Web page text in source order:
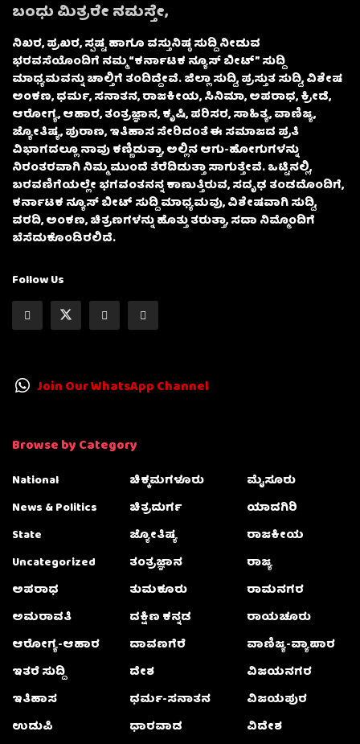
ಬಂಧು ಮಿತ್ರರೇ ನಮಸ್ತೇ,
ನಿಖರ, ಪ್ರಖರ, ಸ್ಪಷ್ಟ ಹಾಗೂ ವಸ್ತುನಿಷ್ಠ ಸುದ್ದಿ ನೀಡುವ
ಭರವಸೆಯೊಂದಿಗೆ ನಮ್ಮ “ಕರ್ನಾಟಕ ನ್ಯೂಸ್ ಬೀಟ್” ಸುದ್ದಿ
ಮಾಧ್ಯಮವನ್ನು ಚಾಲ್ತಿಗೆ ತಂದಿದ್ದೇವೆ. ಜಿಲ್ಲಾ ಸುದ್ದಿ, ಪ್ರಸ್ತುತ ಸುದ್ದಿ, ವಿಶೇಷ
ಅಂಕಣ, ಧರ್ಮ, ಸನಾತನ, ರಾಜಕೀಯ, ಸಿನಿಮಾ, ಅಪರಾಧ, ಕ್ರೀಡೆ,
ಆರೋಗ್ಯ, ಆಹಾರ, ತಂತ್ರಜ್ಞಾನ, ಕೃಷಿ, ಪರಿಸರ, ಸಾಹಿತ್ಯ, ವಾಣಿಜ್ಯ,
ಜ್ಯೋತಿಷ್ಯ, ಪುರಾಣ, ಇತಿಹಾಸ ಸೇರಿದಂತೆ ಈ ಸಮಾಜದ ಪ್ರತಿ
ವಿಭಾಗದಲ್ಲೂ ನಾವು ಕಣ್ಣಿಡುತ್ತಾ, ಅಲ್ಲಿನ ಆಗು-ಹೋಗುಗಳನ್ನು
ನಿರಂತರವಾಗಿ ನಿಮ್ಮ ಮುಂದೆ ತೆರೆದಿಡುತ್ತಾ ಸಾಗುತ್ತೇವೆ. ಒಟ್ಟಿನಲ್ಲಿ,
ಬರವಣಿಗೆಯಲ್ಲೇ ಭಗವಂತನನ್ನ ಕಾಣುತ್ತಿರುವ, ಸದೃಢ ತಂಡದೊಂದಿಗೆ,
ಕರ್ನಾಟಕ ನ್ಯೂಸ್ ಬೀಟ್ ಸುದ್ದಿ ಮಾಧ್ಯಮವು, ವಿಶೇಷವಾಗಿ ಸುದ್ದಿ,
ವರದಿ, ಅಂಕಣ, ಚಿತ್ರಣಗಳನ್ನು ಹೊತ್ತು ತರುತ್ತಾ, ಸದಾ ನಿಮ್ಮೊಂದಿಗೆ
ಬೆಸೆದುಕೊಂಡಿರಲಿದೆ.
Follow Us
Join Our WhatsApp Channel
Browse by Category
National
News & Politics
State
Uncategorized
ಅಪರಾಧ
ಅಮರಾವತಿ
ಆರೋಗ್ಯ-ಆಹಾರ
ಇತರೆ ಸುದ್ದಿ
ಇತಿಹಾಸ
ಉಡುಪಿ
ಚಿಕ್ಕಮಗಳೂರು
ಚಿತ್ರದುರ್ಗ
ಜ್ಯೋತಿಷ್ಯ
ತಂತ್ರಜ್ಞಾನ
ತುಮಕೂರು
ದಕ್ಷಿಣ ಕನ್ನಡ
ದಾವಣಗೆರೆ
ದೇಶ
ಧರ್ಮ-ಸನಾತನ
ಧಾರವಾಡ
ಮೈಸೂರು
ಯಾದಗಿರಿ
ರಾಜಕೀಯ
ರಾಜ್ಯ
ರಾಮನಗರ
ರಾಯಚೂರು
ವಾಣಿಜ್ಯ-ವ್ಯಾಪಾರ
ವಿಜಯನಗರ
ವಿಜಯಪುರ
ವಿದೇಶ